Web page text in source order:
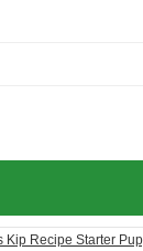
Kip Recipe Starter